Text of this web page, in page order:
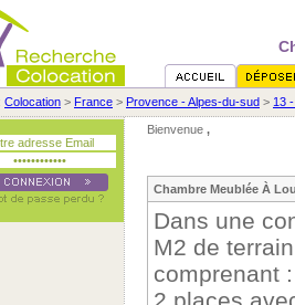
Colocation > France > Provence - Alpes-du-sud > 13
Bienvenue ,
Chambre Meublée À
Dans une
M2 de
comprenant